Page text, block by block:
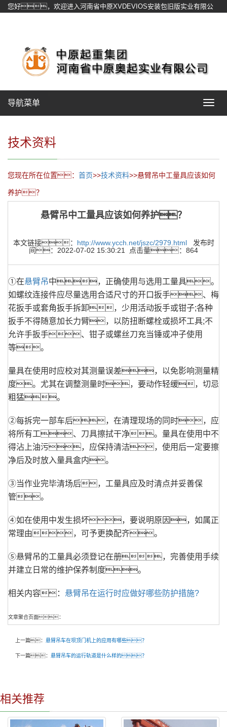
您好，欢迎进入河南省中原XVDEVIOS安装包旧版实业有限公
Toggle
导航菜单
技术资料
您现在所在位置： 首页>>技术资料>>悬臂吊中工量具应该如何
养护？
悬臂吊中工量具应该如何养护？
本文链接： http://www.ycch.net/jszc/2979.html发布时
间：2022-07-02 15:30:21 点击量：864
①在悬臂吊中，正确使用与选用工量具。
如螺纹连接件应尽量选用合适尺寸的开口扳手、梅
花扳手或套角扳手拆卸，少用活动扳手或钳子;各种
扳手不得随意加长力臂，以防扭断螺栓或损坏工具;不
允许手扳手、钳子或螺丝刀充当锤或冲子使用
等。
量具在使用时应校对其测量误差，以免影响测量精
度。尤其在调整测量时，要动作轻缓，切忌
粗猛。
②每拆完一部车后，在清理现场的同时，应
将所有工、刀具擦拭干净。量具在使用中不
得沾上油污，应保持清洁，使用后一定要擦
净后及时放入量具盒内。
③当作业完毕清场后，工量具应及时清点并妥善保
管。
④如在使用中发生损坏，要说明原因，如属正
常理由，可予更换配齐。
⑤悬臂吊的工量具必须登记在册，完善使用手续
并建立日常的维护保养制度。
相关内容： 悬臂吊在运行时应做好哪些防护措施?
文章聚合页面：
上一篇： 悬臂吊车在坝顶门机上的应用有哪些？
下一篇： 悬臂吊车的运行轨道是什么样的？
相关推荐